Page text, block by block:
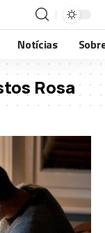
Notícias
Rosa